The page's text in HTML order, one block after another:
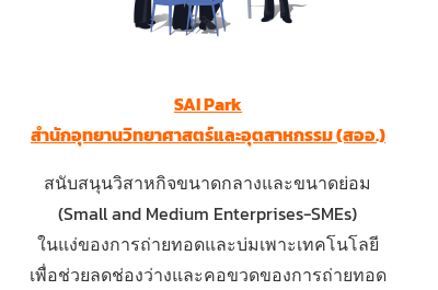
SAI Park
สำนักอุทยานวิทยาศาสตร์และอุตสาหกรรม (สออ.)
สนับสนุนวิสาหกิจขนาดกลางและขนาดย่อม
(Small and Medium Enterprises-SMEs)
ในแง่ของการถ่ายทอดและบ่มเพาะเทคโนโลยี
เพื่อช่วยลดช่องว่างและคอขวดของการถ่ายทอด